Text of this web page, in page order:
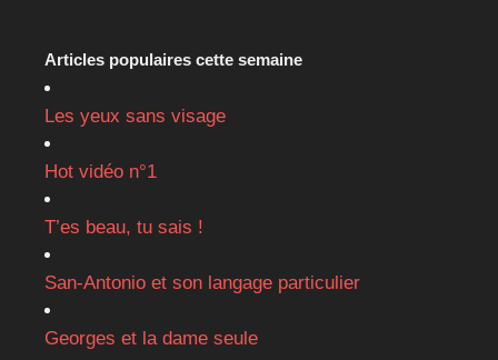
Articles populaires cette semaine
Les yeux sans visage
Hot vidéo n°1
T’es beau, tu sais !
San-Antonio et son langage particulier
Georges et la dame seule